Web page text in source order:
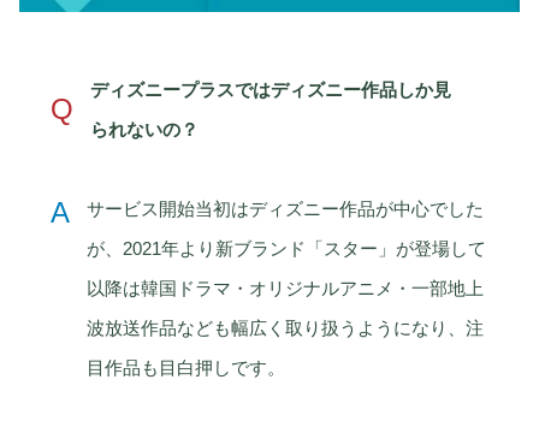
Q
ディズニープラスではディズニー作品しか見
られないの？
A
サービス開始当初はディズニー作品が中心でした
が、2021年より新ブランド「スター」が登場して
以降は韓国ドラマ・オリジナルアニメ・一部地上
波放送作品なども幅広く取り扱うようになり、注
目作品も目白押しです。